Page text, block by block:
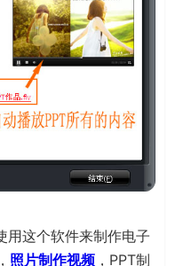
这个软件来制作电子
照片制作视频 ，PPT制